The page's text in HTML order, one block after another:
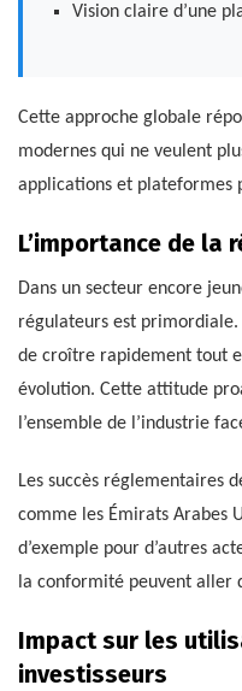
Vision claire d’une
Cette approche globale
modernes qui ne veulent
applications et plateformes
L’importance de la
Dans un secteur encore
régulateurs est primordiale.
de croître rapidement tout
évolution. Cette attitude
l’ensemble de l’industrie
Les succès réglementaires
comme les Émirats Arabes
d’exemple pour d’autres
la conformité peuvent aller
Impact sur les
investisseurs